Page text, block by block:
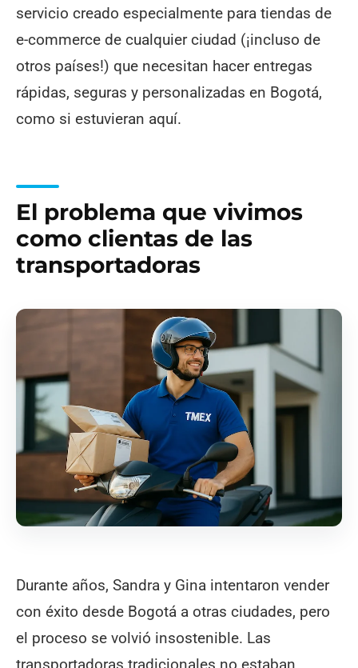
servicio creado especialmente para tiendas de
e-commerce de cualquier ciudad (¡incluso de
otros países!) que necesitan hacer entregas
rápidas, seguras y personalizadas en Bogotá,
como si estuvieran aquí.
El problema que vivimos
como clientas de las
transportadoras
Durante años, Sandra y Gina intentaron vender
con éxito desde Bogotá a otras ciudades, pero
el proceso se volvió insostenible. Las
transportadoras tradicionales no estaban